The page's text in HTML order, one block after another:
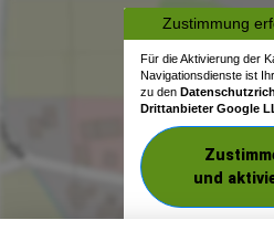
Zustimmung
Für die Aktivierung der
Navigationsdienste ist
zu den
Drittanbieter Google
und